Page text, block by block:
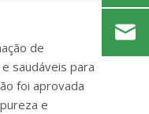
de
saudáveis para
foi aprovada
e